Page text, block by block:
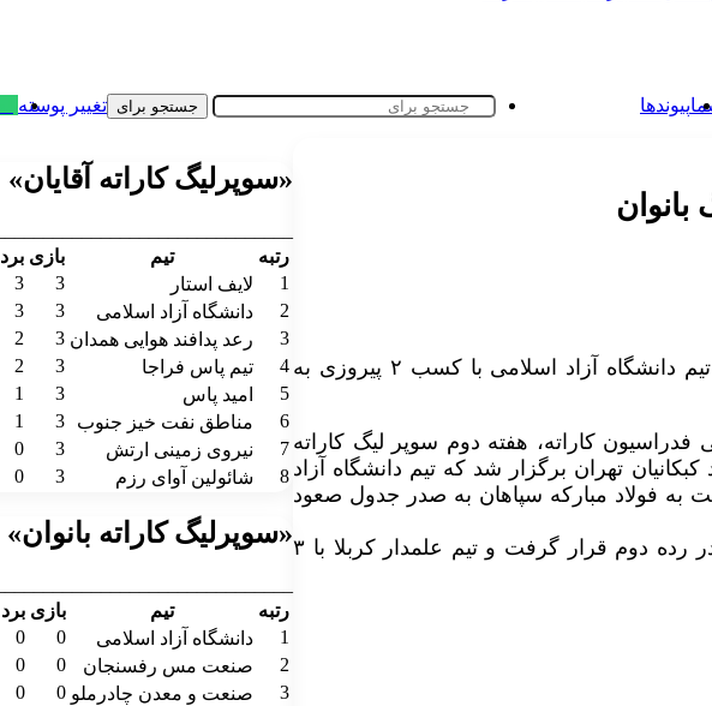
پیوندها تغییر پوسته جستجو برای
پس از برگزاری دیدارهای هفته دوم سوپر لیگ کاراته بانوان تیم دانشگاه آزاد اسلامی با کسب ۲ پیروزی به
کاراته، هفته دوم سوپر لیگ کاراته
تهران برگزار شد که تیم دانشگاه آزاد
برد بیشتر نسبت به فولاد مبارکه سپاهان به صدر جدول صعود
فولاد مبارکه سپاهان با همین تعداد امتیاز و تفاضل برد ۹۰+ در رده دوم قرار گرفت و تیم علمدار کربلا با ۳
«سوپرلیگ کاراته آقایان»
رتبه
تیم بازی برد
1
لایف استار 3
3
2
دانشگاه آزاد اسلامی 3
3
3
رعد پدافند هوایی همدان 3
2
4
تیم پاس فراجا 3
2
5
امید پاس 3
1
6
مناطق نفت خیز جنوب 3
1
7
نیروی زمینی ارتش 3
0
8
شائولین آوای رزم 3
0
«سوپرلیگ کاراته بانوان»
رتبه
تیم بازی برد
1
دانشگاه آزاد اسلامی 0
0
2
صنعت مس رفسنجان 0
0
3
صنعت و معدن چادرملو 0
0